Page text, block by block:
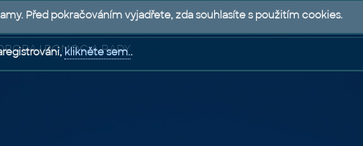
| POMOC A RADY
Před pokračováním vyjadřete, zda souhlasíte s použitím cookies.
klikněte sem..